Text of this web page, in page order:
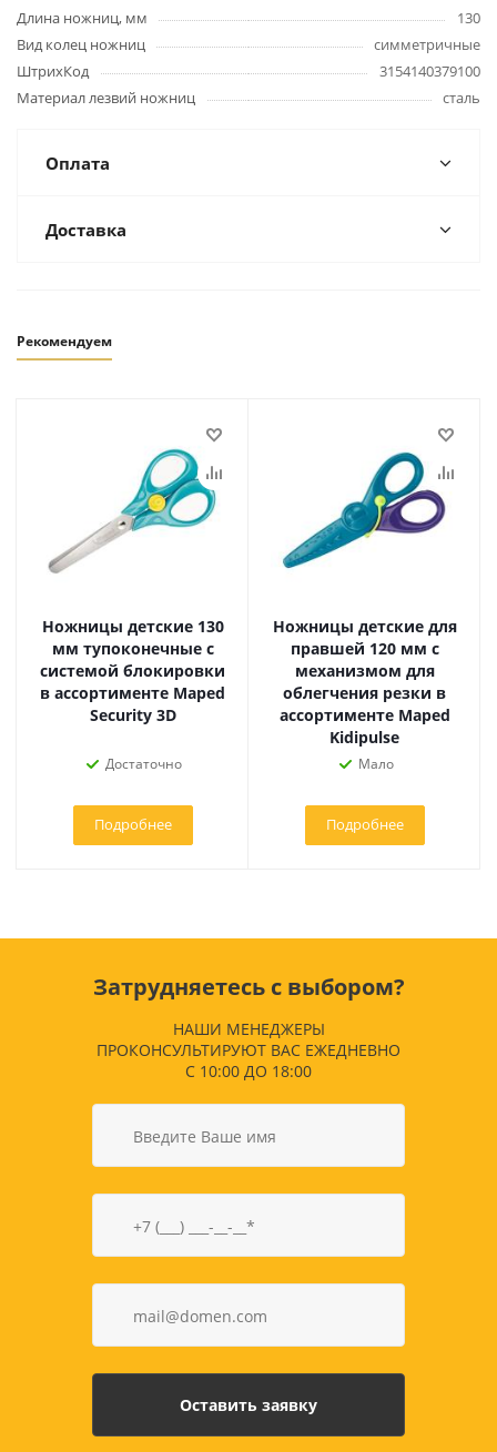
Длина ножниц, мм
130
Вид колец ножниц
симметричные
ШтрихКод
3154140379100
Материал лезвий ножниц
сталь
Оплата
Доставка
Рекомендуем
Ножницы детские 130
мм тупоконечные с
системой блокировки
в ассортименте Maped
Security 3D
Достаточно
Подробнее
Ножницы детские для
правшей 120 мм с
механизмом для
облегчения резки в
ассортименте Maped
Kidipulse
Мало
Подробнее
Затрудняетесь с выбором?
НАШИ МЕНЕДЖЕРЫ
ПРОКОНСУЛЬТИРУЮТ ВАС ЕЖЕДНЕВНО
С 10:00 ДО 18:00